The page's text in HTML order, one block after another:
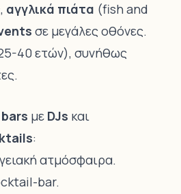
, αγγλικά πιάτα (fish and
σε μεγάλες οθόνες.
40 ετών), συνήθως
με DJs και
:
ατμόσφαιρα.
bar.